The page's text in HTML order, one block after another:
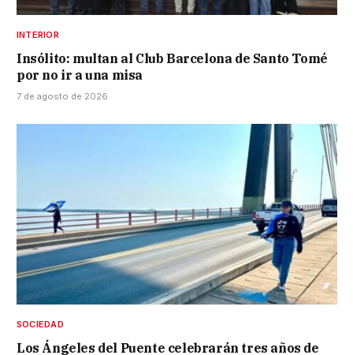
INTERIOR
Insólito: multan al Club Barcelona de Santo Tomé
por no ir a una misa
7 de agosto de 2026
SOCIEDAD
Los Ángeles del Puente celebrarán tres años de